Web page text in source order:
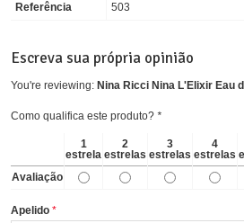
Referência 503
Escreva sua própria opinião
You're reviewing: Nina Ricci Nina L'Elixir Eau
Como qualifica este produto? *
1
estrela
2
estrelas
3
estrelas
4
estrelas
Avaliação
Apelido